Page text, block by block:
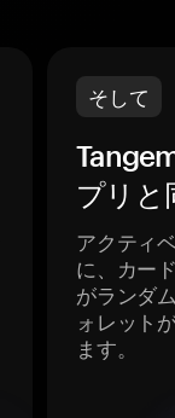
そして
プリと
アクティ
に、カー
がランダ
ォレット
ます。